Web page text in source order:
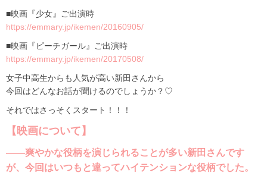
■映画『少女』ご出演時
https://emmary.jp/ikemen/20160905/
■映画『ピーチガール』ご出演時
https://emmary.jp/ikemen/20170508/
女子中高生からも人気が高い新田さんから
今回はどんなお話が聞けるのでしょうか？♡
それではさっそくスタート！！！
【映画について】
――爽やかな役柄を演じられることが多い新田さんです
が、今回はいつもと違ってハイテンションな役柄でした。